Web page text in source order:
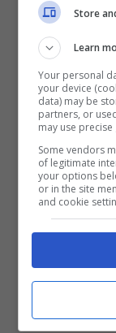
gol,
specchio di
Non
concedere
Roma:
mettere in
ben10
più
effettuati
Store
Learn
Your personal
your device
data) may be
partners, or
may use
Some vendors
of legitimate
your options
or in the site
and cookie